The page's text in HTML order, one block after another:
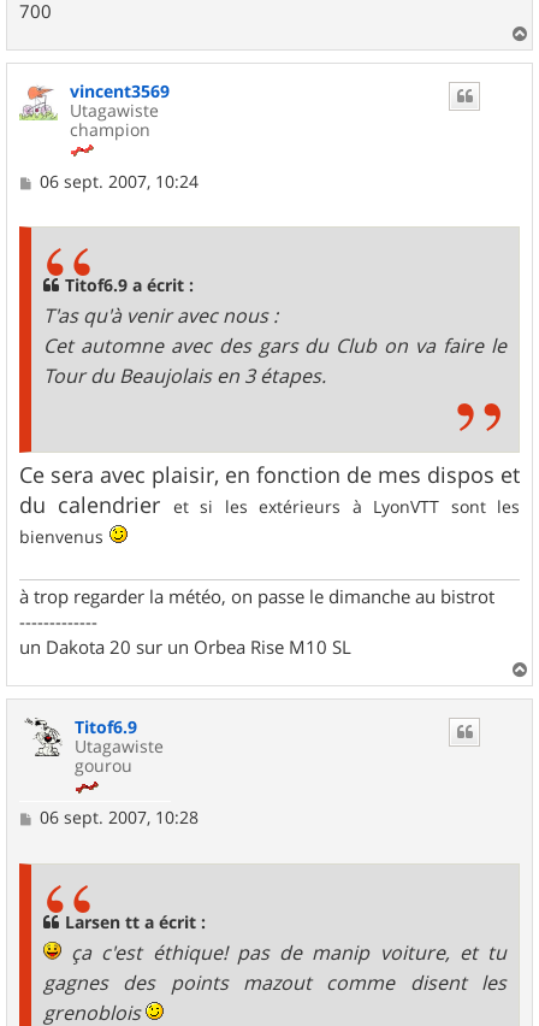
700
a
u
vincent3569
Utagawiste
champion
M
06 sept. 2007, 10:24
Titof6.9 a écrit :
T'as qu'à venir avec nous :
Cet automne avec des gars du Club on va faire le
Tour du Beaujolais en 3 étapes.
Ce sera avec plaisir, en fonction de mes dispos et
du calendrier
et si les extérieurs à LyonVTT sont les
bienvenus
à trop regarder la météo, on passe le dimanche au bistrot
-------------
un Dakota 20 sur un Orbea Rise M10 SL
a
Titof6.9
Utagawiste
gourou
M
06 sept. 2007, 10:28
Larsen tt a écrit :
ça c'est éthique! pas de manip voiture, et tu
gagnes des points mazout comme disent les
grenoblois